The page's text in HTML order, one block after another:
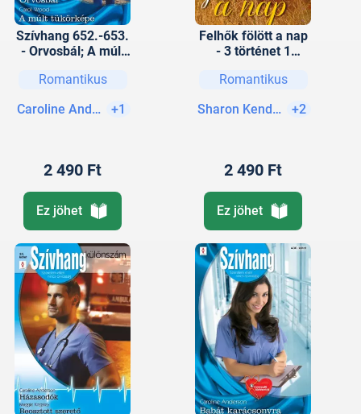
Szívhang 652.-653.
- Orvosbál; A múlt
Romantikus
Caroline Anderson
+1
2 490 Ft
Ez jöhet
Felhők fölött a nap
- 3 történet 1
Magányos lelkek,
kerestetik, Apa
Romantikus
Sharon Kendrick+2
2 490 Ft
Ez jöhet